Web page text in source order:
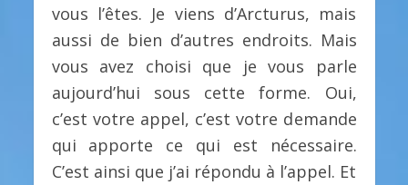
vous l’êtes. Je viens d’Arcturus, mais
aussi de bien d’autres endroits. Mais
vous avez choisi que je vous parle
aujourd’hui sous cette forme. Oui,
c’est votre appel, c’est votre demande
qui apporte ce qui est nécessaire.
C’est ainsi que j’ai répondu à l’appel. Et